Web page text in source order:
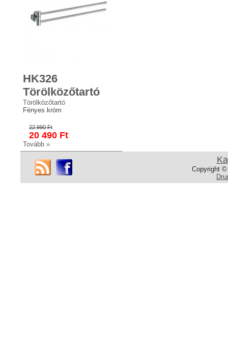
HK326
Törölközőtartó
Törölközőtartó
Fényes króm
22 990 Ft
20 490 Ft
Tovább »
Copyright ©